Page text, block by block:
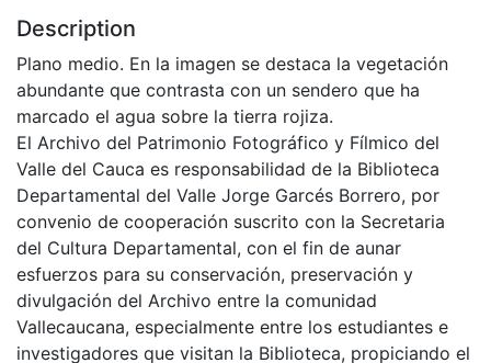
Description
Plano medio. En la imagen se destaca la vegetación
abundante que contrasta con un sendero que ha
marcado el agua sobre la tierra rojiza.
El Archivo del Patrimonio Fotográfico y Fílmico del
Valle del Cauca es responsabilidad de la Biblioteca
Departamental del Valle Jorge Garcés Borrero, por
convenio de cooperación suscrito con la Secretaria
del Cultura Departamental, con el fin de aunar
esfuerzos para su conservación, preservación y
divulgación del Archivo entre la comunidad
Vallecaucana, especialmente entre los estudiantes e
investigadores que visitan la Biblioteca, propiciando el